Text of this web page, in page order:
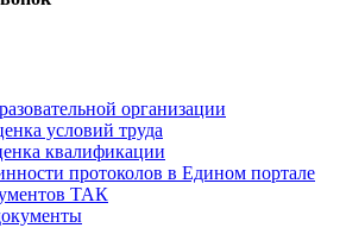
организации
условий труда
квалификации
протоколов в Едином портале
ТАК